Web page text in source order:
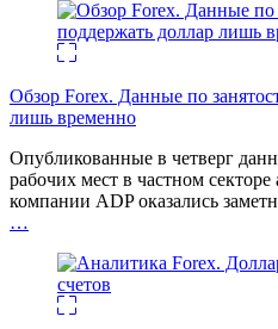
Обзор Forex. Данные по
лишь временно
Опубликованные в четверг
рабочих мест в частном
компании ADP оказались
…